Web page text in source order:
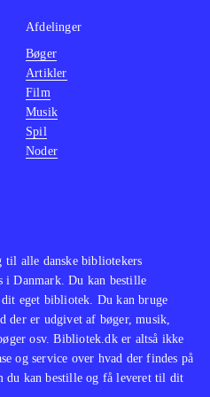
My SingStar
i Singstar +
i Just
central"
er der ingen
sang og
Man skal
på, at spillet
og
for at kunne
til alle danske bibliotekers
i Danmark. Du kan bestille
eget bibliotek. Du kan bruge
er udgivet af bøger, musik,
osv. Bibliotek.dk er altså ikke
og service over hvad der findes på
du kan bestille og få leveret til dit
Afdelinger
Bøger
Artikler
Film
Musik
Spil
Noder